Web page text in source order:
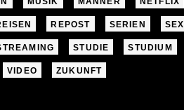
REPOST SERIEN SEX
STUDIE STUDIUM
VIDEO ZUKUNFT